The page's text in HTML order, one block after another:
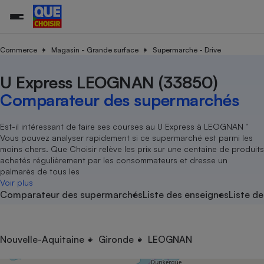
Commerce Magasin - Grande surface Supermarché - Drive
U Express LEOGNAN (33850)
Comparateur des supermarchés
Est-il intéressant de faire ses courses au U Express à LEOGNAN ’
Vous pouvez analyser rapidement si ce supermarché est parmi les
moins chers. Que Choisir relève les prix sur une centaine de produits
achetés régulièrement par les consommateurs et dresse un
palmarès de tous les
Voir plus
Comparateur des supermarchésListe des enseignesListe
Nouvelle-Aquitaine Gironde LEOGNAN
Additifs
Nutrition
Assurance auto
Magasin - Grande surface
Méthode de vente -
Organismes de défense
Système judiciairegratuit
Déchet
Achat - Vente - Travaux
Location
Sport
électrique
Démarche administrative
Senior
Service marchand
Train
Transport aérien
Toutes les actualités
Enquêtes
Guides d'achat
Conseils
Brèves
Tous les services
Soumettre un litige
Lettres types
Rencontrer une association locale
Tous nos combats
Nos actions
Nos grandes victoires
Les billets de la présidente
Nos associations locales
Nous rejoindre
En savoir plus sur Que Choisir Ensemble
nous ?
L’association
Nos missions
Notre méthodologie
Notre financement
Nos partenaires
Nous rejoindre